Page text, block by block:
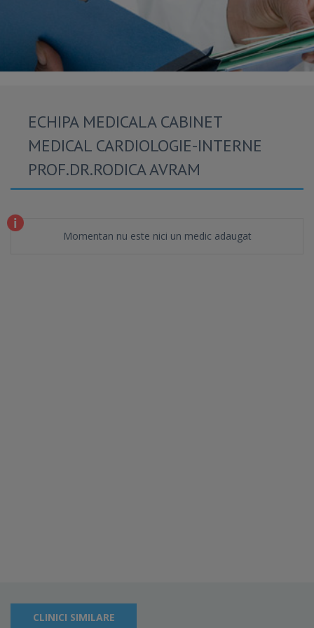
ECHIPA MEDICALA CABINET
MEDICAL CARDIOLOGIE-INTERNE
PROF.DR.RODICA AVRAM
Momentan nu este nici un medic adaugat
CLINICI SIMILARE